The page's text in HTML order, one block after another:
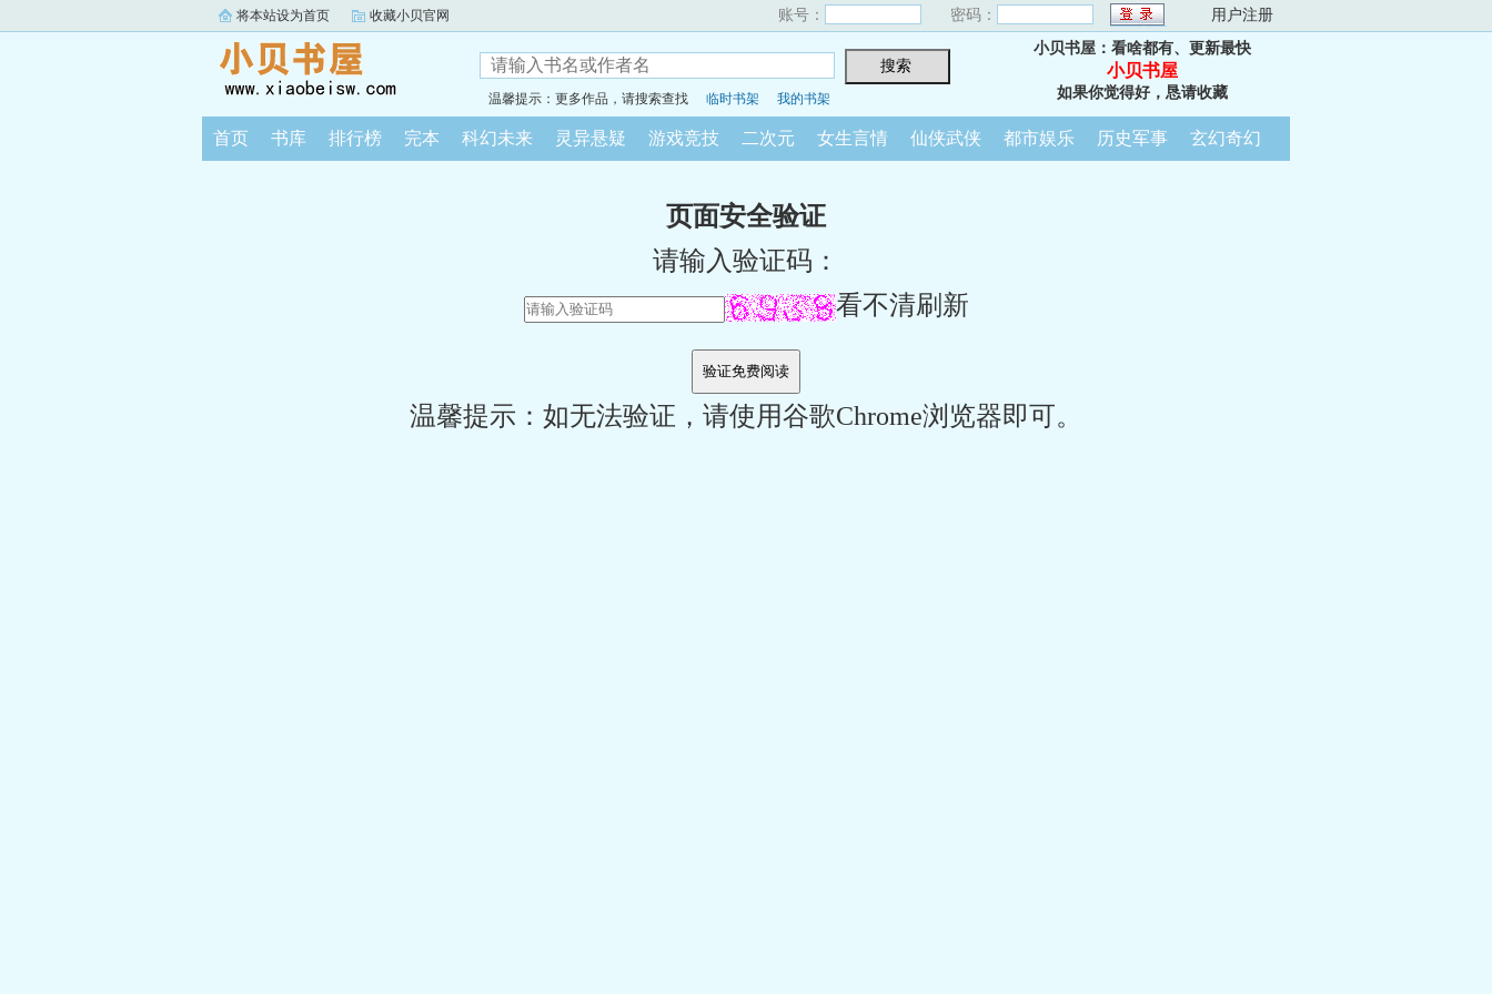
将本站设为首页 收藏小贝官网 账号： 密码： 用户注册
温馨提示：更多作品，请搜索查找 临时书架 我的书架
小贝书屋：看啥都有、更新最快
小贝书屋
如果你觉得好，恳请收藏
首页 书库 排行榜 完本 科幻未来 灵异悬疑 游戏竞技 二次元 女生言情 仙侠武侠 都市娱乐 历史军事 玄幻奇幻
页面安全验证
请输入验证码：
看不清刷新
温馨提示：如无法验证，请使用谷歌Chrome浏览器即可。